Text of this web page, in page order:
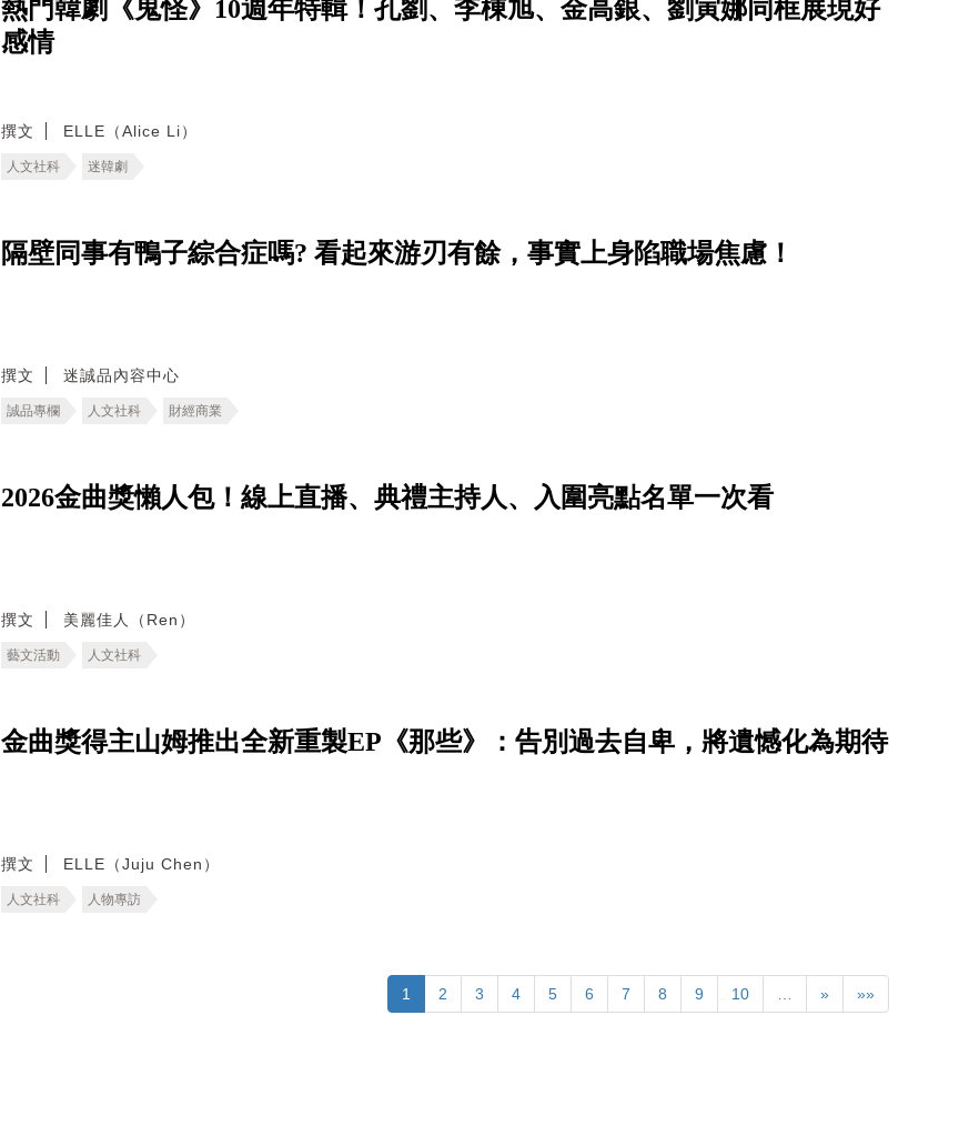
熱門韓劇《鬼怪》10週年特輯！孔劉、李棟旭、金高銀、劉寅娜同框展現好
感情
撰文 ELLE（Alice Li）
人文社科 迷韓劇
隔壁同事有鴨子綜合症嗎? 看起來游刃有餘，事實上身陷職場焦慮！
撰文 迷誠品內容中心
誠品專欄 人文社科 財經商業
2026金曲獎懶人包！線上直播、典禮主持人、入圍亮點名單一次看
撰文 美麗佳人（Ren）
藝文活動 人文社科
金曲獎得主山姆推出全新重製EP《那些》：告別過去自卑，將遺憾化為期待
撰文 ELLE（Juju Chen）
人文社科 人物專訪
1 2 3 4 5 6 7 8 9 10 … » »»